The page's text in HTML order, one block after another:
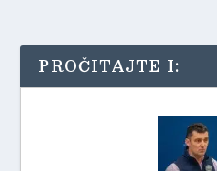
PROČITAJTE I: